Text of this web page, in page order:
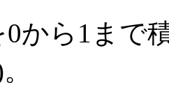
0から1まで